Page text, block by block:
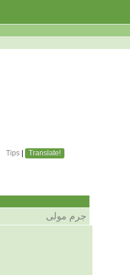
Tips Translate!
جرم مولی